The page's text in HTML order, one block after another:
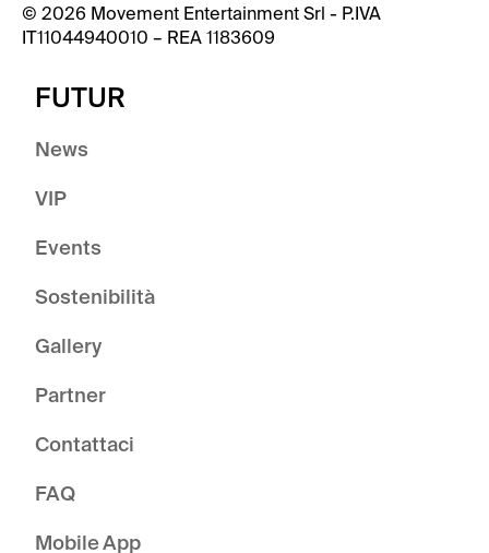
© 2026 Movement Entertainment Srl - P.IVA
IT11044940010 – REA 1183609
FUTUR
News
VIP
Events
Sostenibilità
Gallery
Partner
Contattaci
FAQ
Mobile App